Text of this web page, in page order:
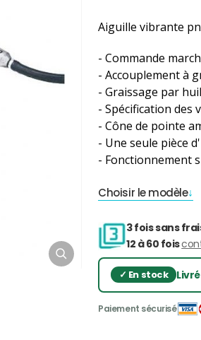
Aiguille vibrante
- Commande
- Accouplement à
- Graissage par
- Spécification
- Cône de pointe
- Une seule pièce
- Fonctionnement
Choisir le modèle
3 fois sans
12 à 60 fois